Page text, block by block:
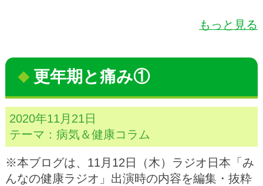
もっと見る
更年期と痛み①
2020年11月21日
テーマ： 病気＆健康コラム
※本ブログは、11月12日（木）ラジオ日本「み
んなの健康ラジオ」出演時の内容を編集・抜粋